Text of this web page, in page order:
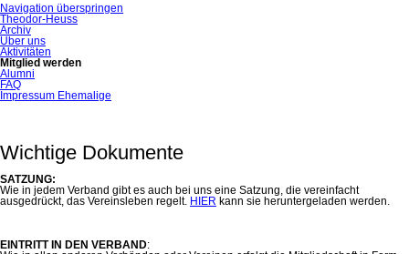
Navigation überspringen
Theodor-Heuss
Archiv
Über uns
Aktivitäten
Mitglied werden
Alumni
FAQ
Impressum Ehemalige
Wichtige Dokumente
SATZUNG:
Wie in jedem Verband gibt es auch bei uns eine Satzung, die vereinfacht
ausgedrückt, das Vereinsleben regelt. HIER kann sie heruntergeladen werden.
EINTRITT IN DEN VERBAND: